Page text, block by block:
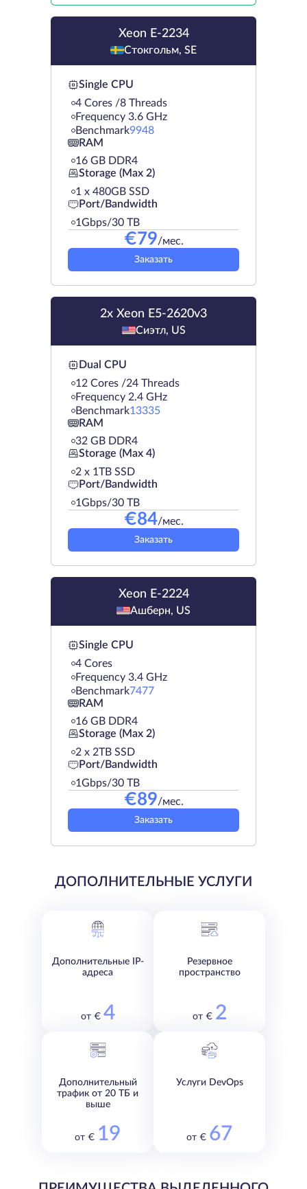
Xeon E-2234
Стокгольм, SE
Single CPU
4 Cores /8 Threads
Frequency 3.6 GHz
Benchmark9948
RAM
16 GB DDR4
Storage (Max 2)
1 х 480GB SSD
Port/Bandwidth
1Gbps/30 TB
€79/мес.
Заказать
2x Xeon E5-2620v3
Сиэтл, US
Dual CPU
12 Cores /24 Threads
Frequency 2.4 GHz
Benchmark13335
RAM
32 GB DDR4
Storage (Max 4)
2 х 1TB SSD
Port/Bandwidth
1Gbps/30 TB
€84/мес.
Заказать
Xeon E-2224
Ашберн, US
Single CPU
4 Cores
Frequency 3.4 GHz
Benchmark7477
RAM
16 GB DDR4
Storage (Max 2)
2 х 2TB SSD
Port/Bandwidth
1Gbps/30 TB
€89/мес.
Заказать
ДОПОЛНИТЕЛЬНЫЕ УСЛУГИ
Дополнительные IP-
адреса
от € 4
Резервное
пространство
от € 2
Дополнительный
трафик от 20 ТБ и
выше
от € 19
Услуги DevOps
от € 67